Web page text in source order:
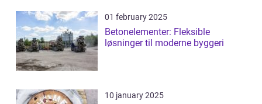
01 february 2025
Betonelementer: Fleksible
løsninger til moderne byggeri
10 january 2025